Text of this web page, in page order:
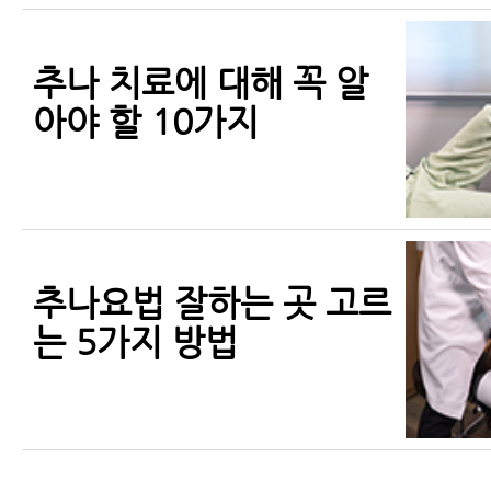
추나 치료에 대해 꼭 알
아야 할 10가지
추나요법 잘하는 곳 고르
는 5가지 방법